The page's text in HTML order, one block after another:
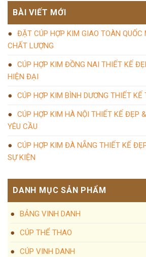
BÀI VIẾT MỚI
ĐẶT CÚP HỢP KIM GIAO TOÀN QUỐC
CHẤT LƯỢNG
CÚP HỢP KIM ĐỒNG NAI THIẾT KẾ
HIỆN ĐẠI
CÚP HỢP KIM BÌNH DƯƠNG THIẾT KẾ
CÚP HỢP KIM HÀ NỘI THIẾT KẾ ĐẸP
YÊU CẦU
CÚP HỢP KIM ĐÀ NẴNG THIẾT KẾ
SỰ KIỆN
DANH MỤC SẢN PHẨM
BẢNG VINH DANH
CÚP THỂ THAO
CÚP VINH DANH